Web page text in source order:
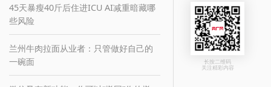
45天暴瘦40斤后住进ICU AI减重暗藏哪
些风险
兰州牛肉拉面从业者：只管做好自己的
一碗面
长按二维码
关注精彩内容